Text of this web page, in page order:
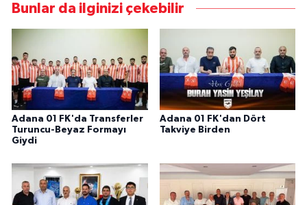
Bunlar da ilginizi çekebilir
Adana 01 FK'da Transferler
Turuncu-Beyaz Formayı
Giydi
Adana 01 FK'dan Dört
Takviye Birden